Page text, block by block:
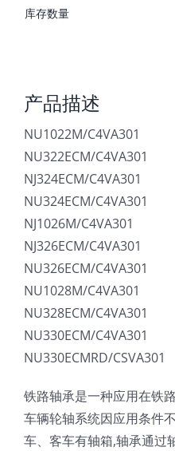
库存数量
产品描述
NU1022M/C4VA301
NU322ECM/C4VA301
NJ324ECM/C4VA301
NU324ECM/C4VA301
NJ1026M/C4VA301
NJ326ECM/C4VA301
NU326ECM/C4VA301
NU1028M/C4VA301
NU328ECM/C4VA301
NU330ECM/C4VA301
NU330ECMRD/CSVA301
铁路轴承是一种应用在铁
车辆轮轴系统因应用条件
车、客车有轴箱,轴承通过